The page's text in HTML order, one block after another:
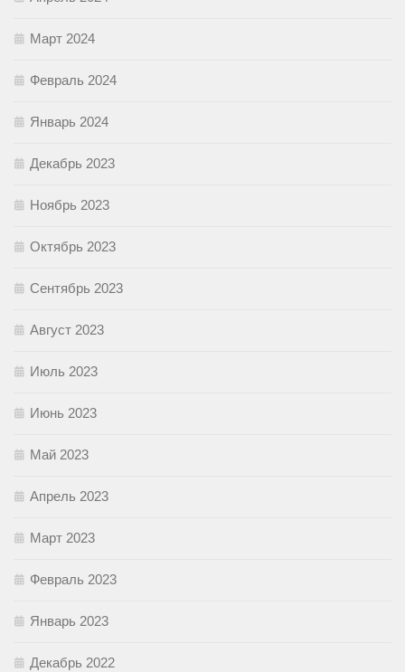
Март 2024
Февраль 2024
Январь 2024
Декабрь 2023
Ноябрь 2023
Октябрь 2023
Сентябрь 2023
Август 2023
Июль 2023
Июнь 2023
Май 2023
Апрель 2023
Март 2023
Февраль 2023
Январь 2023
Декабрь 2022